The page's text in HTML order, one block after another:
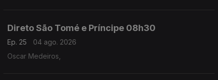
Direto São Tomé e Príncipe 08h30
Ep. 25
04 ago. 2026
Oscar Medeiros,